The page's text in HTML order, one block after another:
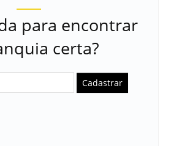
para encontrar
certa?
Cadastrar